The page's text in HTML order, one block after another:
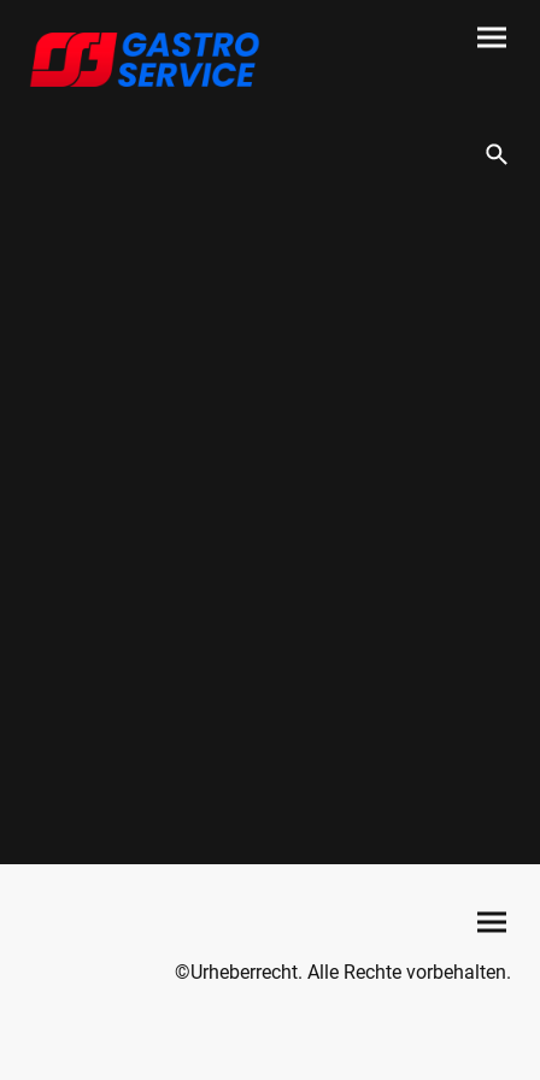
©Urheberrecht. Alle Rechte vorbehalten.